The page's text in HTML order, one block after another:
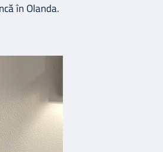
în Olanda.